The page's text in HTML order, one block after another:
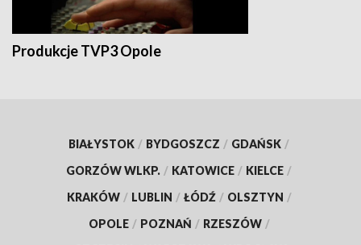
Produkcje TVP3 Opole
BIAŁYSTOK / BYDGOSZCZ / GDAŃSK /
GORZÓW WLKP. / KATOWICE / KIELCE /
KRAKÓW / LUBLIN / ŁÓDŹ / OLSZTYN /
OPOLE / POZNAŃ / RZESZÓW /